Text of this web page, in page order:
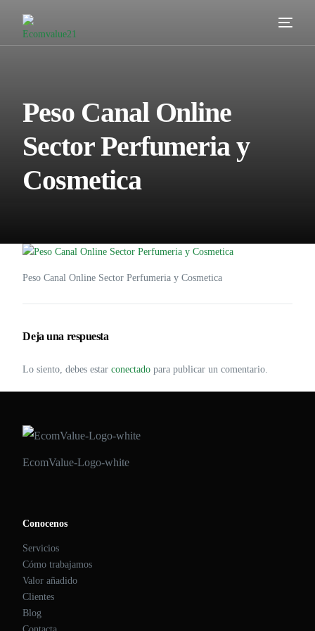
Peso Canal Online
Sector Perfumeria y
Cosmetica
Peso Canal Online Sector Perfumeria y Cosmetica
Deja una respuesta
Lo siento, debes estarconectado para publicar un comentario.
EcomValue-Logo-white
Conocenos
Servicios
Cómo trabajamos
Valor añadido
Clientes
Blog